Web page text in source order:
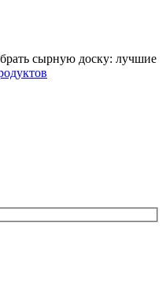
сырную доску: лучшие